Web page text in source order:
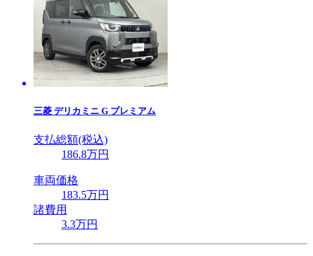
三菱 デリカミニ G プレミアム
支払総額(税込)
186.8万円
車両価格
183.5万円
諸費用
3.3万円